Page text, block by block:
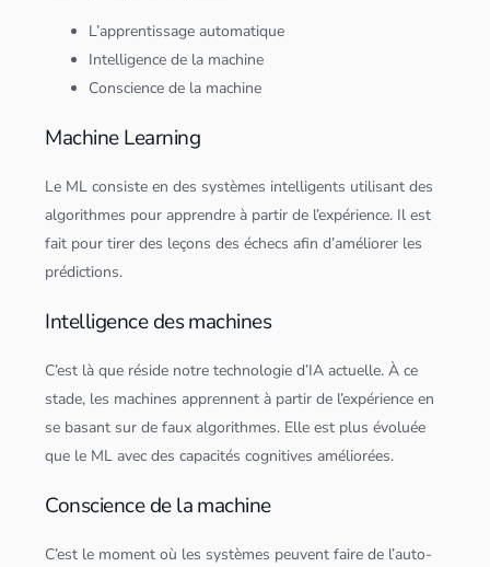
L’apprentissage automatique
Intelligence de la machine
Conscience de la machine
Machine Learning
Le ML consiste en des systèmes intelligents utilisant des
algorithmes pour apprendre à partir de l’expérience. Il est
fait pour tirer des leçons des échecs afin d’améliorer les
prédictions.
Intelligence des machines
C’est là que réside notre technologie d’IA actuelle. À ce
stade, les machines apprennent à partir de l’expérience en
se basant sur de fauxalgorithmes. Elle est plus évoluée
que le ML avec des capacités cognitives améliorées.
Conscience de la machine
C’est le moment où les systèmes peuvent faire de l’auto-